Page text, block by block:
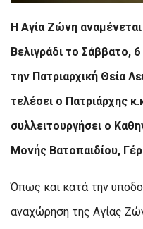
Η Αγία Ζώνη
Βελιγράδι το Σάββατο,
την Πατριαρχική Θεία
τελέσει ο Πατριάρχης
συλλειτουργήσει ο
Μονής Βατοπαιδίου,
Όπως και κατά την
αναχώρηση της Αγίας